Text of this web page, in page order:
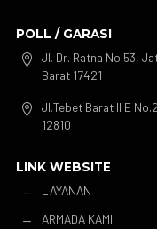
POLL / GARASI

Jl. Dr. Ratna No.53,
Barat 17421

Jl.Tebet Barat II E
12810
LINK WEBSITE
K
LAYANAN
K ARMADA KAMI